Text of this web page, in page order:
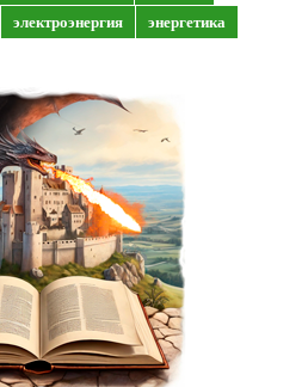
электроэнергия энергетика